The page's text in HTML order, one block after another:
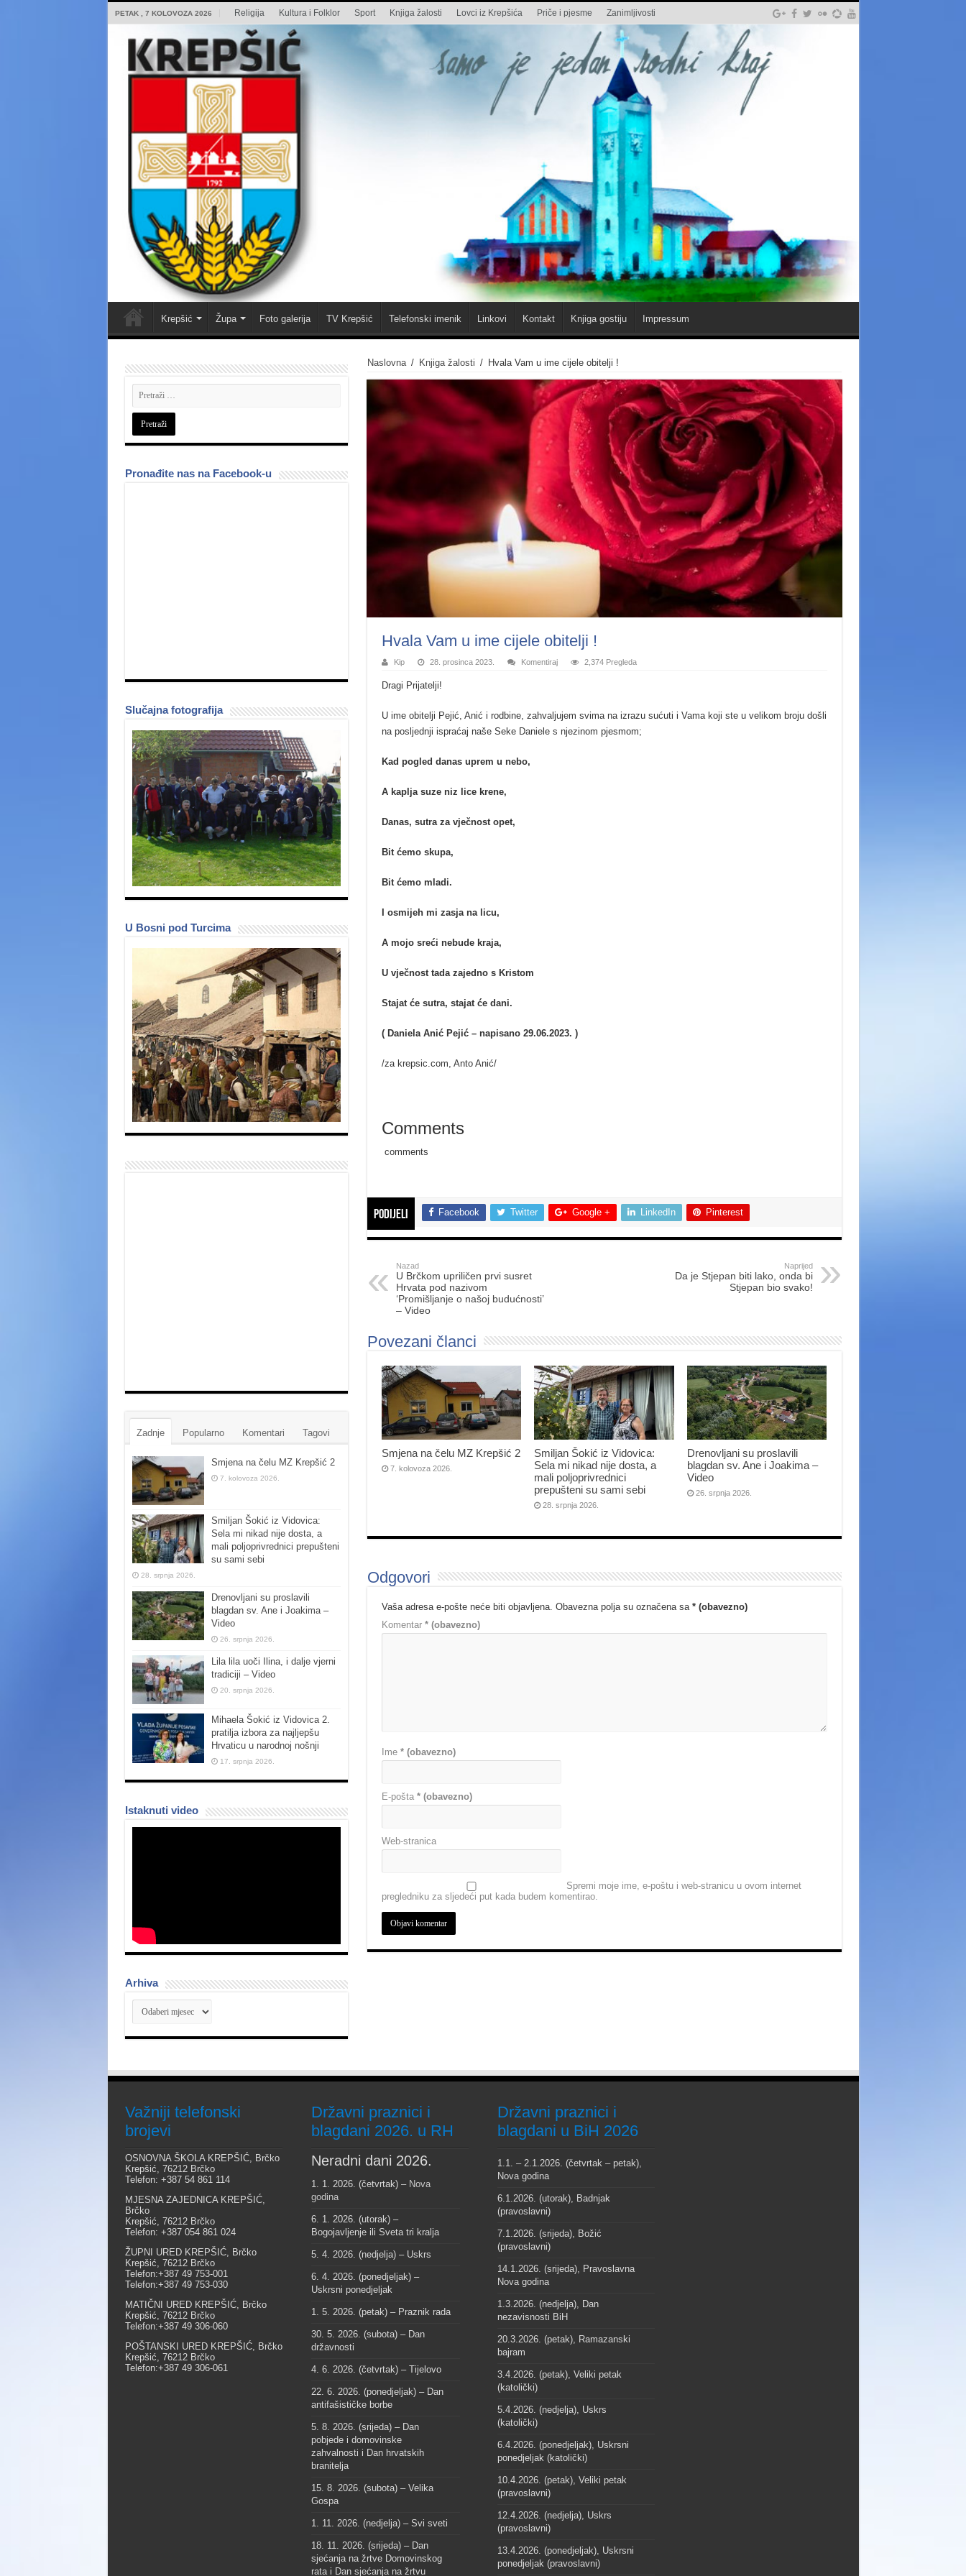
PETAK , 7 KOLOVOZA 2026 Religija Kultura i Folklor Sport Knjiga žalosti Lovci iz Krepšića Priče i pjesme Zanimljivosti
Krepšić Župa Foto galerija TV Krepšić Telefonski imenik Linkovi Kontakt Knjiga gostiju Impressum
Naslovna / Knjiga žalosti / Hvala Vam u ime cijele obitelji !
Hvala Vam u ime cijele obitelji !
Kip 28. prosinca 2023. Komentiraj 2,374 Pregleda
Dragi Prijatelji!
U ime obitelji Pejić, Anić i rodbine, zahvaljujem svima na izrazu sućuti i Vama koji ste u velikom broju došli
na posljednji ispraćaj naše Seke Daniele s njezinom pjesmom;
Kad pogled danas uprem u nebo,
A kaplja suze niz lice krene,
Danas, sutra za vječnost opet,
Bit ćemo skupa,
Bit ćemo mladi.
I osmijeh mi zasja na licu,
A mojo sreći nebude kraja,
U vječnost tada zajedno s Kristom
Stajat će sutra, stajat će dani.
( Daniela Anić Pejić – napisano 29.06.2023. )
/za krepsic.com, Anto Anić/
Comments
comments
Podijeli Facebook Twitter Google + LinkedIn Pinterest
Nazad
U Brčkom upriličen prvi susret
Hrvata pod nazivom
‘Promišljanje o našoj budućnosti’
– Video
Naprijed
Da je Stjepan biti lako, onda bi
Stjepan bio svako!
Povezani članci
Smjena na čelu MZ Krepšić 2
7. kolovoza 2026.
Smiljan Šokić iz Vidovica:
Sela mi nikad nije dosta, a
mali poljoprivrednici
prepušteni su sami sebi
28. srpnja 2026.
Drenovljani su proslavili
blagdan sv. Ane i Joakima –
Video
26. srpnja 2026.
Odgovori
Vaša adresa e-pošte neće biti objavljena. Obavezna polja su označena sa * (obavezno)
Komentar * (obavezno)
Ime * (obavezno)
E-pošta * (obavezno)
Web-stranica
Spremi moje ime, e-poštu i web-stranicu u ovom internet
pregledniku za sljedeći put kada budem komentirao.
Pronađite nas na Facebook-u
Slučajna fotografija
U Bosni pod Turcima
Zadnje Popularno Komentari Tagovi
Smjena na čelu MZ Krepšić 2
7. kolovoza 2026.
Smiljan Šokić iz Vidovica:
Sela mi nikad nije dosta, a
mali poljoprivrednici prepušteni
su sami sebi
28. srpnja 2026.
Drenovljani su proslavili
blagdan sv. Ane i Joakima –
Video
26. srpnja 2026.
Lila lila uoči Ilina, i dalje vjerni
tradiciji – Video
20. srpnja 2026.
Mihaela Šokić iz Vidovica 2.
pratilja izbora za najljepšu
Hrvaticu u narodnoj nošnji
17. srpnja 2026.
Istaknuti video
Arhiva
Arhiva
Važniji telefonski
brojevi
OSNOVNA ŠKOLA KREPŠIĆ, Brčko
Krepšić, 76212 Brčko
Telefon: +387 54 861 114
MJESNA ZAJEDNICA KREPŠIĆ,
Brčko
Krepšić, 76212 Brčko
Telefon: +387 054 861 024
ŽUPNI URED KREPŠIĆ, Brčko
Krepšić, 76212 Brčko
Telefon:+387 49 753-001
Telefon:+387 49 753-030
MATIČNI URED KREPŠIĆ, Brčko
Krepšić, 76212 Brčko
Telefon:+387 49 306-060
POŠTANSKI URED KREPŠIĆ, Brčko
Krepšić, 76212 Brčko
Telefon:+387 49 306-061
Državni praznici i
blagdani 2026. u RH
Neradni dani 2026.
1. 1. 2026. (četvrtak) – Nova
godina
6. 1. 2026. (utorak) –
Bogojavljenje ili Sveta tri kralja
5. 4. 2026. (nedjelja) – Uskrs
6. 4. 2026. (ponedjeljak) –
Uskrsni ponedjeljak
1. 5. 2026. (petak) – Praznik rada
30. 5. 2026. (subota) – Dan
državnosti
4. 6. 2026. (četvrtak) – Tijelovo
22. 6. 2026. (ponedjeljak) – Dan
antifašističke borbe
5. 8. 2026. (srijeda) – Dan
pobjede i domovinske
zahvalnosti i Dan hrvatskih
branitelja
15. 8. 2026. (subota) – Velika
Gospa
1. 11. 2026. (nedjelja) – Svi sveti
18. 11. 2026. (srijeda) – Dan
sjećanja na žrtve Domovinskog
rata i Dan sjećanja na žrtvu
Državni praznici i
blagdani u BiH 2026
1.1. – 2.1.2026. (četvrtak – petak),
Nova godina
6.1.2026. (utorak), Badnjak
(pravoslavni)
7.1.2026. (srijeda), Božić
(pravoslavni)
14.1.2026. (srijeda), Pravoslavna
Nova godina
1.3.2026. (nedjelja), Dan
nezavisnosti BiH
20.3.2026. (petak), Ramazanski
bajram
3.4.2026. (petak), Veliki petak
(katolički)
5.4.2026. (nedjelja), Uskrs
(katolički)
6.4.2026. (ponedjeljak), Uskrsni
ponedjeljak (katolički)
10.4.2026. (petak), Veliki petak
(pravoslavni)
12.4.2026. (nedjelja), Uskrs
(pravoslavni)
13.4.2026. (ponedjeljak), Uskrsni
ponedjeljak (pravoslavni)